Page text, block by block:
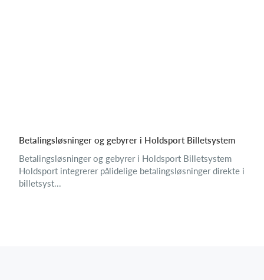
Betalingsløsninger og gebyrer i Holdsport Billetsystem
Betalingsløsninger og gebyrer i Holdsport Billetsystem
Holdsport integrerer pålidelige betalingsløsninger direkte i
billetsyst...